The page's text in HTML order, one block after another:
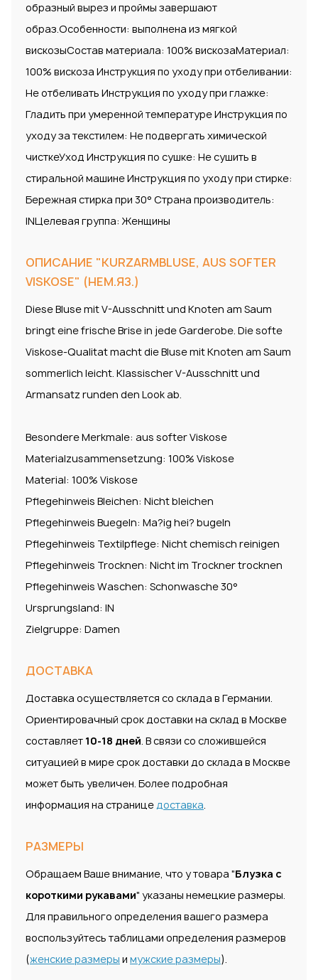
образный вырез и проймы завершают
образ.Особенности: выполнена из мягкой
вискозыСостав материала: 100% вискозаМатериал:
100% вискоза Инструкция по уходу при отбеливании:
Не отбеливать Инструкция по уходу при глажке:
Гладить при умеренной температуре Инструкция по
уходу за текстилем: Не подвергать химической
чисткеУход Инструкция по сушке: Не сушить в
стиральной машине Инструкция по уходу при стирке:
Бережная стирка при 30° Страна производитель:
INЦелевая группа: Женщины
ОПИСАНИЕ "KURZARMBLUSE, AUS SOFTER
VISKOSE" (НЕМ.ЯЗ.)
Diese Bluse mit V-Ausschnitt und Knoten am Saum
bringt eine frische Brise in jede Garderobe. Die softe
Viskose-Qualitat macht die Bluse mit Knoten am Saum
sommerlich leicht. Klassischer V-Ausschnitt und
Armansatz runden den Look ab.
Besondere Merkmale: aus softer Viskose
Materialzusammensetzung: 100% Viskose
Material: 100% Viskose
Pflegehinweis Bleichen: Nicht bleichen
Pflegehinweis Buegeln: Ma?ig hei? bugeln
Pflegehinweis Textilpflege: Nicht chemisch reinigen
Pflegehinweis Trocknen: Nicht im Trockner trocknen
Pflegehinweis Waschen: Schonwasche 30°
Ursprungsland: IN
Zielgruppe: Damen
ДОСТАВКА
Доставка осуществляется со склада в Германии.
Ориентировачный срок доставки на склад в Москве
составляет 10-18 дней. В связи со сложившейся
ситуацией в мире срок доставки до склада в Москве
может быть увеличен. Более подробная
информация на страницедоставка.
РАЗМЕРЫ
Обращаем Ваше внимание, что у товара "Блузка с
короткими рукавами" указаны немецкие размеры.
Для правильного определения вашего размера
воспользуйтесь таблицами определения размеров
(женские размеры и мужские размеры).